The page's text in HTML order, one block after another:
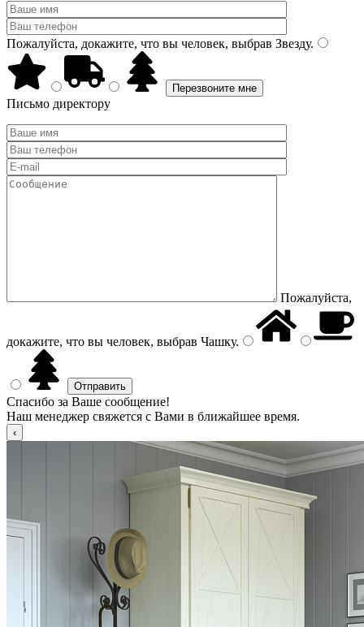
Пожалуйста, докажите, что вы человек, выбрав Звезду.
Письмо директору
Пожалуйста,
докажите, что вы человек, выбрав Чашку.
Спасибо за Ваше сообщение!
Наш менеджер свяжется с Вами в ближайшее время.